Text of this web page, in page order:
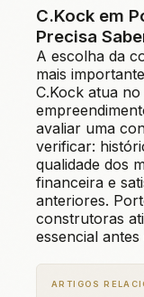
toda a negociação.
e investidores;
maximizam
— expertise em
diferenciais se
proprietários.
C.Kock em
Precisa
A escolha da
mais
C.Kock atua
avaliar uma
verificar:
qualidade dos
financeira e
anteriores.
construtoras
essencial antes
ARTIGOS